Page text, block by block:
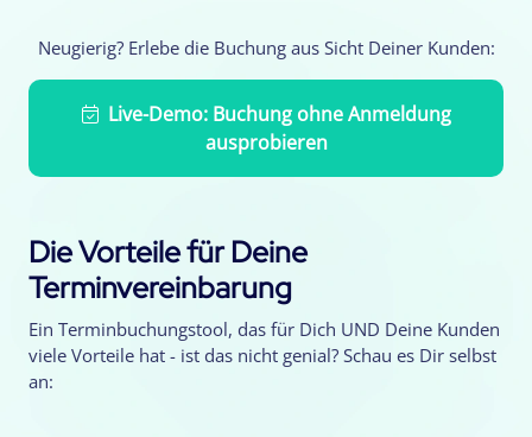
Neugierig? Erlebe die Buchung aus Sicht Deiner Kunden:
Live-Demo: Buchung ohne Anmeldung
ausprobieren
Die Vorteile für Deine
Terminvereinbarung
Ein Terminbuchungstool, das für Dich UND Deine Kunden
viele Vorteile hat - ist das nicht genial? Schau es Dir selbst
an: